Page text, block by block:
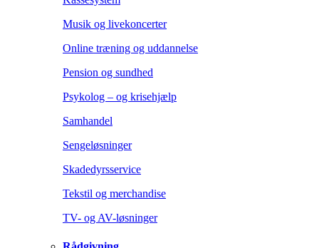
Musik og livekoncerter
Online træning og uddannelse
Pension og sundhed
Psykolog – og krisehjælp
Samhandel
Sengeløsninger
Skadedyrsservice
Tekstil og merchandise
TV- og AV-løsninger